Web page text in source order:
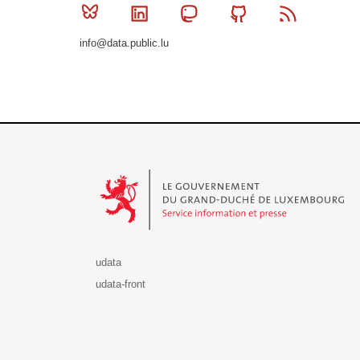
Bluesky Linkedin MastodonGithub
info@data.public.lu
udata
udata-front